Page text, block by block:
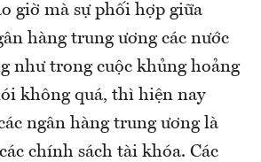
giờ mà sự phối hợp giữa
hàng trung ương các nước
như trong cuộc khủng hoảng
không quá, thì hiện nay
ngân hàng trung ương là
chính sách tài khóa. Các